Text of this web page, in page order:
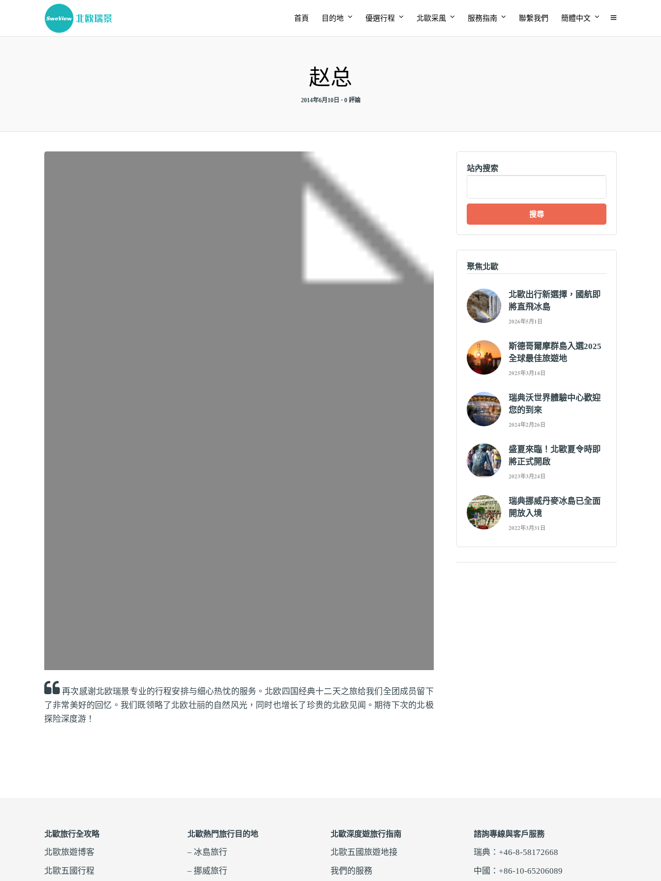
首頁 目的地 優選行程 北歐采風 服務指南 聯繫我們 簡體中文
赵总
2014年6月10日 • 0 評論
再次感谢北欧瑞景专业的行程安排与细心热忱的服务。北欧四国经典十二天之旅给我们全团成员留下
了非常美好的回忆。我们既领略了北欧壮丽的自然风光，同时也增长了珍贵的北欧见闻。期待下次的北极
探险深度游！
站內搜索
搜
關
字:
聚焦北歐
北歐出行新選擇，國航即
將直飛冰島
2026年5月1日
斯德哥爾摩群島入選2025
全球最佳旅遊地
2025年3月14日
瑞典沃世界體驗中心歡迎
您的到來
2024年2月26日
盛夏來臨！北歐夏令時即
將正式開啟
2023年3月24日
瑞典挪威丹麥冰島已全面
開放入境
2022年3月31日
北歐旅行全攻略
北歐旅遊博客
北歐五國行程
北歐熱門旅行目的地
– 冰島旅行
– 挪威旅行
北歐深度遊旅行指南
北歐五國旅遊地接
我們的服務
諮詢專線與客戶服務
瑞典：+46-8-58172668
中國：+86-10-65206089